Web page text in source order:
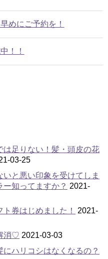
めにご予約を！
！！
足りない！髪・頭皮の花
03-25
と悪い印象を受けてしま
知ってますか？ 2021-
券はじめました！
2021-
消♡ 2021-03-03
ハリコシはなくなるの？